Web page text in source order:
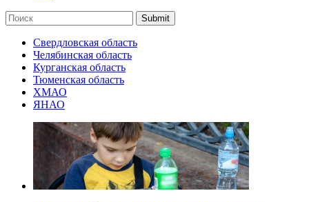
Submit
Свердловская область
Челябинская область
Курганская область
Тюменская область
ХМАО
ЯНАО